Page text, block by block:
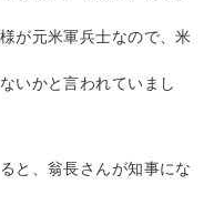
が元米軍兵士なので、米
いかと言われていまし
と、翁長さんが知事にな